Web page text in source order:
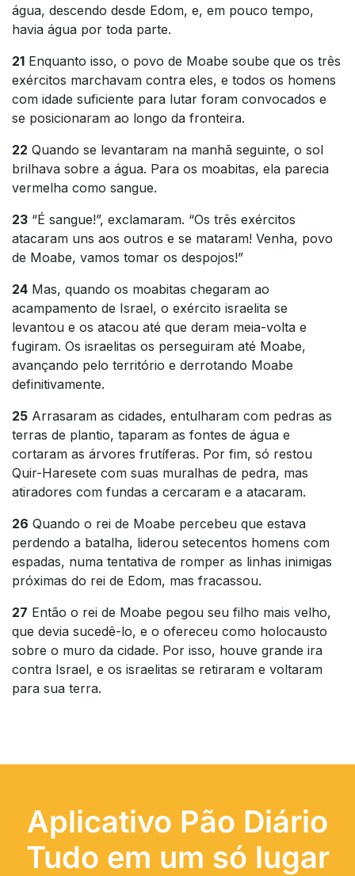
água, descendo desde Edom, e, em pouco tempo,
havia água por toda parte.
21 Enquanto isso, o povo de Moabe soube que os três
exércitos marchavam contra eles, e todos os homens
com idade suficiente para lutar foram convocados e
se posicionaram ao longo da fronteira.
22 Quando se levantaram na manhã seguinte, o sol
brilhava sobre a água. Para os moabitas, ela parecia
vermelha como sangue.
23 “É sangue!”, exclamaram. “Os três exércitos
atacaram uns aos outros e se mataram! Venha, povo
de Moabe, vamos tomar os despojos!”
24 Mas, quando os moabitas chegaram ao
acampamento de Israel, o exército israelita se
levantou e os atacou até que deram meia-volta e
fugiram. Os israelitas os perseguiram até Moabe,
avançando pelo território e derrotando Moabe
definitivamente.
25 Arrasaram as cidades, entulharam com pedras as
terras de plantio, taparam as fontes de água e
cortaram as árvores frutíferas. Por fim, só restou
Quir-Haresete com suas muralhas de pedra, mas
atiradores com fundas a cercaram e a atacaram.
26 Quando o rei de Moabe percebeu que estava
perdendo a batalha, liderou setecentos homens com
espadas, numa tentativa de romper as linhas inimigas
próximas do rei de Edom, mas fracassou.
27 Então o rei de Moabe pegou seu filho mais velho,
que devia sucedê-lo, e o ofereceu como holocausto
sobre o muro da cidade. Por isso, houve grande ira
contra Israel, e os israelitas se retiraram e voltaram
para sua terra.
Aplicativo Pão Diário
Tudo em um só lugar